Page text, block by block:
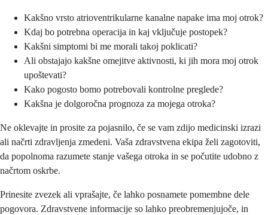
Kakšno vrsto atrioventrikularne kanalne napake ima moj otrok?
Kdaj bo potrebna operacija in kaj vključuje postopek?
Kakšni simptomi bi me morali takoj poklicati?
Ali obstajajo kakšne omejitve aktivnosti, ki jih mora moj otrok
upoštevati?
Kako pogosto bomo potrebovali kontrolne preglede?
Kakšna je dolgoročna prognoza za mojega otroka?
Ne oklevajte in prosite za pojasnilo, če se vam zdijo medicinski izrazi
ali načrti zdravljenja zmedeni. Vaša zdravstvena ekipa želi zagotoviti,
da popolnoma razumete stanje vašega otroka in se počutite udobno z
načrtom oskrbe.
Prinesite zvezek ali vprašajte, če lahko posnamete pomembne dele
pogovora. Zdravstvene informacije so lahko preobremenjujoče, in